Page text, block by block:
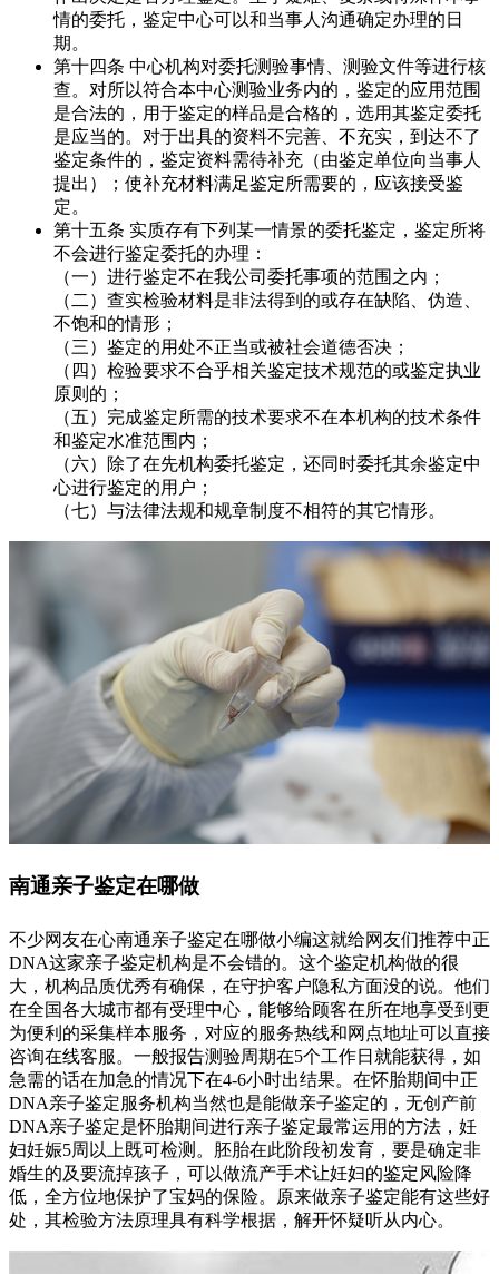
情的委托，鉴定中心可以和当事人沟通确定办理的日
期。
第十四条 中心机构对委托测验事情、测验文件等进行核
查。对所以符合本中心测验业务内的，鉴定的应用范围
是合法的，用于鉴定的样品是合格的，选用其鉴定委托
是应当的。对于出具的资料不完善、不充实，到达不了
鉴定条件的，鉴定资料需待补充（由鉴定单位向当事人
提出）；使补充材料满足鉴定所需要的，应该接受鉴
定。
第十五条 实质存有下列某一情景的委托鉴定，鉴定所将
不会进行鉴定委托的办理：
（一）进行鉴定不在我公司委托事项的范围之内；
（二）查实检验材料是非法得到的或存在缺陷、伪造、
不饱和的情形；
（三）鉴定的用处不正当或被社会道德否决；
（四）检验要求不合乎相关鉴定技术规范的或鉴定执业
原则的；
（五）完成鉴定所需的技术要求不在本机构的技术条件
和鉴定水准范围内；
（六）除了在先机构委托鉴定，还同时委托其余鉴定中
心进行鉴定的用户；
（七）与法律法规和规章制度不相符的其它情形。
南通亲子鉴定在哪做
不少网友在心南通亲子鉴定在哪做小编这就给网友们推荐中正
DNA这家亲子鉴定机构是不会错的。这个鉴定机构做的很
大，机构品质优秀有确保，在守护客户隐私方面没的说。他们
在全国各大城市都有受理中心，能够给顾客在所在地享受到更
为便利的采集样本服务，对应的服务热线和网点地址可以直接
咨询在线客服。一般报告测验周期在5个工作日就能获得，如
急需的话在加急的情况下在4-6小时出结果。在怀胎期间中正
DNA亲子鉴定服务机构当然也是能做亲子鉴定的，无创产前
DNA亲子鉴定是怀胎期间进行亲子鉴定最常运用的方法，妊
妇妊娠5周以上既可检测。胚胎在此阶段初发育，要是确定非
婚生的及要流掉孩子，可以做流产手术让妊妇的鉴定风险降
低，全方位地保护了宝妈的保险。原来做亲子鉴定能有这些好
处，其检验方法原理具有科学根据，解开怀疑听从内心。